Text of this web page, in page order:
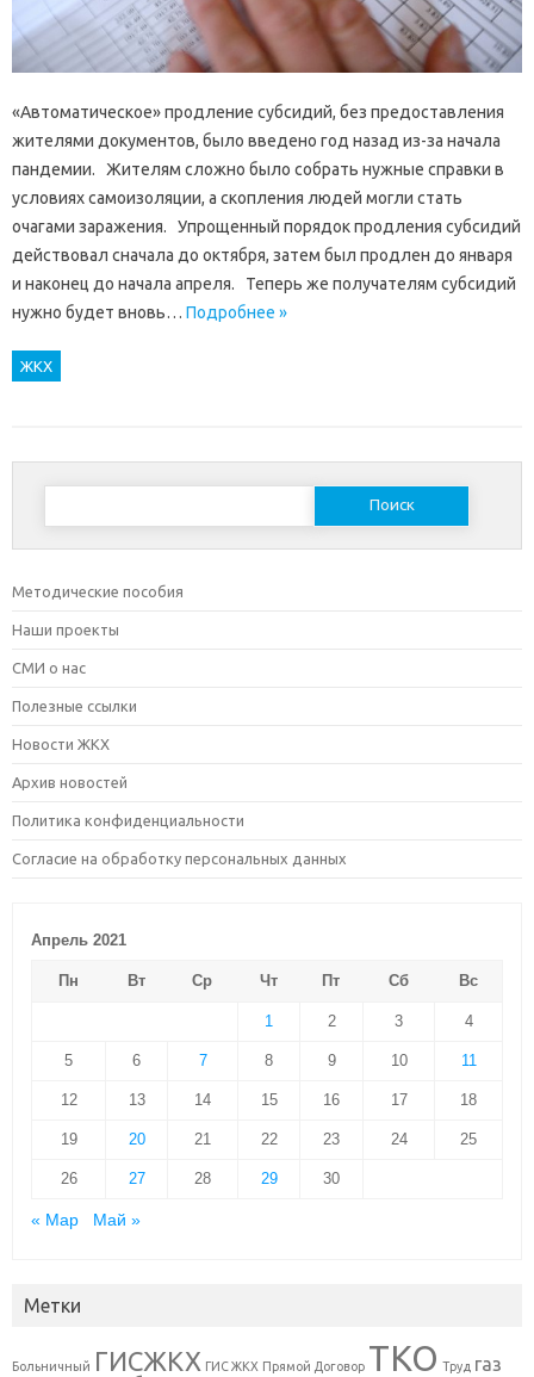
«Автоматическое» продление субсидий, без предоставления
жителями документов, было введено год назад из-за начала
пандемии. Жителям сложно было собрать нужные справки в
условиях самоизоляции, а скопления людей могли стать
очагами заражения. Упрощенный порядок продления субсидий
действовал сначала до октября, затем был продлен до января
и наконец до начала апреля. Теперь же получателям субсидий
нужно будет вновь… Подробнее »
ЖКХ
Найти:
Методические пособия
Наши проекты
СМИ о нас
Полезные ссылки
Новости ЖКХ
Архив новостей
Политика конфиденциальности
Согласие на обработку персональных данных
Апрель 2021
Пн Вт Ср Чт Пт Сб Вс
1 2 3 4
5 6 7 8 9 10 11
12 13 14 15 16 17 18
19 20 21 22 23 24 25
26 27 28 29 30
« Мар Май »
Метки
Больничный ГИСЖКХ ГИС ЖКХ Прямой Договор ТКО Труд газ